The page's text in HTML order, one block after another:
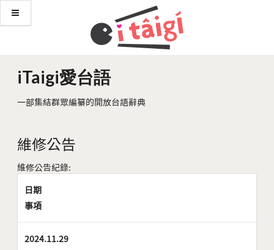
iTaigi愛台語
一部集結群眾編纂的開放台語辭典
維修公告
維修公告紀錄:
日期
事項
2024.11.29